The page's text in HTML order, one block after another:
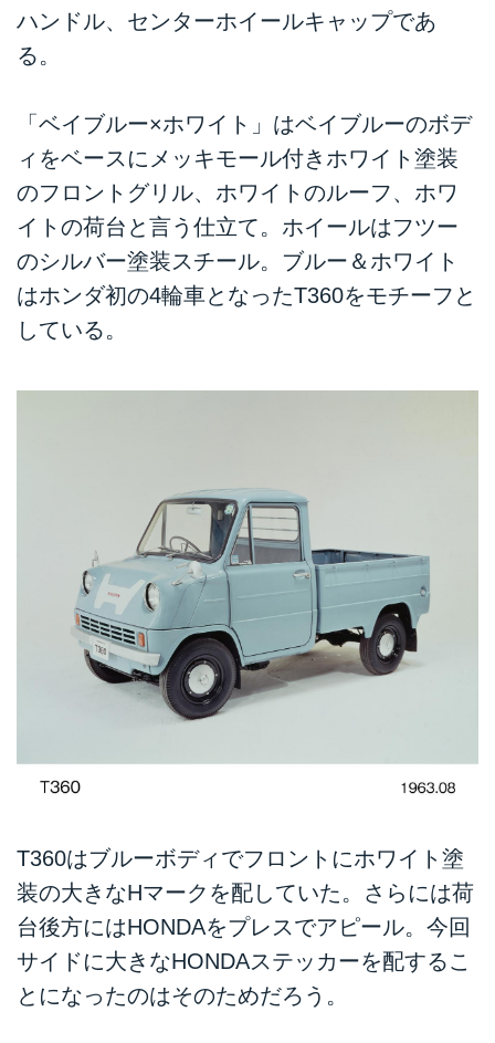
ハンドル、センターホイールキャップであ
る。
「ベイブルー×ホワイト」はベイブルーのボデ
ィをベースにメッキモール付きホワイト塗装
のフロントグリル、ホワイトのルーフ、ホワ
イトの荷台と言う仕立て。ホイールはフツー
のシルバー塗装スチール。ブルー＆ホワイト
はホンダ初の4輪車となったT360をモチーフと
している。
T360はブルーボディでフロントにホワイト塗
装の大きなHマークを配していた。さらには荷
台後方にはHONDAをプレスでアピール。今回
サイドに大きなHONDAステッカーを配するこ
とになったのはそのためだろう。